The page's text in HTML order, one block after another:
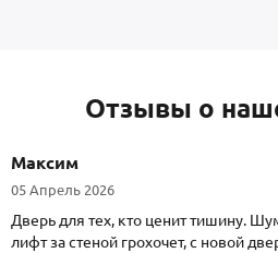
Отзывы о
Максим
05 Апрель 2026
Дверь для тех, кто ценит тишину.
лифт за стеной грохочет, с новой